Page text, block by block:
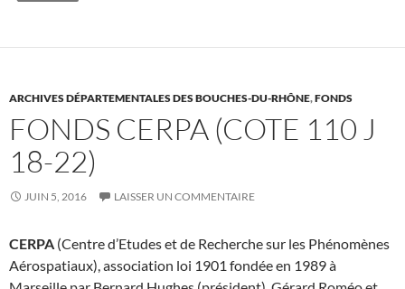
ARCHIVES DÉPARTEMENTALES DES BOUCHES-DU-RHÔNE,FONDS
FONDS CERPA (COTE 110 J
18-22)
JUIN 5, 2016 LAISSER UN COMMENTAIRE
CERPA (Centre d’Etudes et de Recherche sur les Phénomènes
Aérospatiaux), association loi 1901 fondée en 1989 à